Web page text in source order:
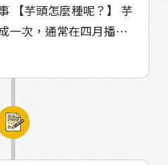
一股特別的味道，但難
紋路，體積大、重量
潮濕的地方，味道辛
食物時才會被吃。 此
一次，通常在四月播
長者說這樣的方式可
頭口感和味道可能不如
程非常